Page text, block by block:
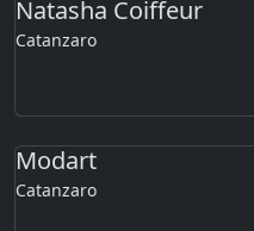
Natasha Coiffeur
Catanzaro
Modart
Catanzaro